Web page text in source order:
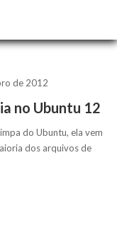
de 2012
no Ubuntu 12
do Ubuntu, ela vem
dos arquivos de